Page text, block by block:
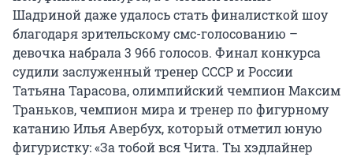
Шадриной даже удалось стать финалисткой шоу
благодаря зрительскому смс-голосованию –
девочка набрала 3 966 голосов. Финал конкурса
судили заслуженный тренер СССР и России
Татьяна Тарасова, олимпийский чемпион Максим
Траньков, чемпион мира и тренер по фигурному
катанию Илья Авербух, который отметил юную
фигуристку: «За тобой вся Чита. Ты хэдлайнер